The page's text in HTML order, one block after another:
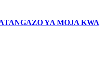
YA MOJA KWA